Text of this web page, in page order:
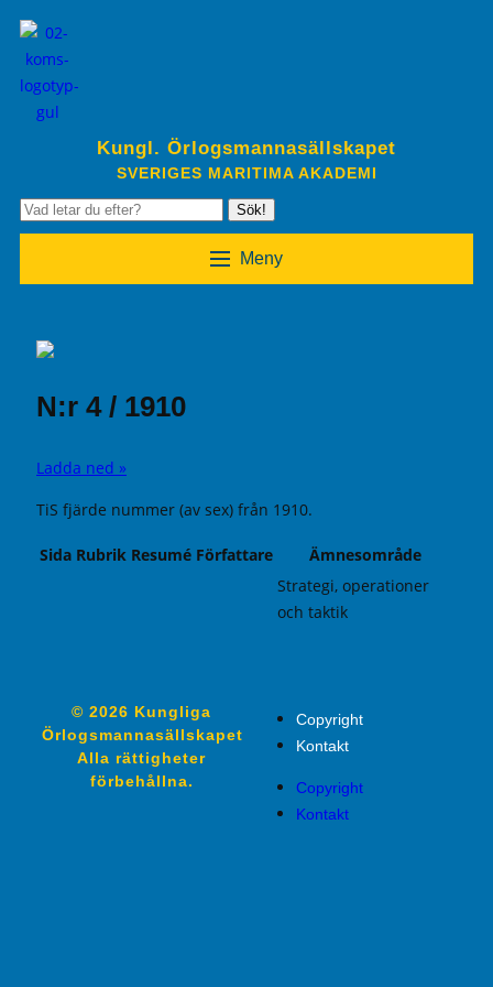
Kungl. Örlogsmannasällskapet
SVERIGES MARITIMA AKADEMI
Sök!
Meny
N:r 4 / 1910
Ladda ned »
TiS fjärde nummer (av sex) från 1910.
Sida Rubrik Resumé Författare
Ämnesområde
Strategi, operationer
och taktik
© 2026 Kungliga
Örlogsmannasällskapet
Alla rättigheter
förbehållna.
Copyright
Kontakt
Copyright
Kontakt